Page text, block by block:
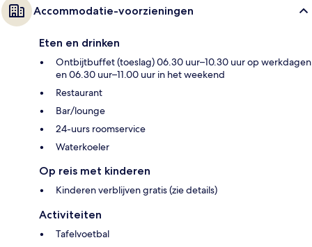
Accommodatie-voorzieningen
Eten en drinken
Ontbijtbuffet (toeslag) 06.30 uur–10.30 uur op werkdagen
en 06.30 uur–11.00 uur in het weekend
Restaurant
Bar/lounge
24-uurs roomservice
Waterkoeler
Op reis met kinderen
Kinderen verblijven gratis (zie details)
Activiteiten
Tafelvoetbal